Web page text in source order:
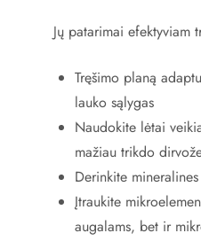
Jų patarimai efektyviam
Tręšimo planą
lauko sąlygas
Naudokite lėtai
mažiau trikdo
Derinkite
Įtraukite
augalams, bet ir